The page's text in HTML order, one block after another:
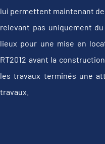
lui permettent maintenant
relevant pas uniquement
lieux pour une mise en
RT2012 avant la
les travaux terminés une
travaux.